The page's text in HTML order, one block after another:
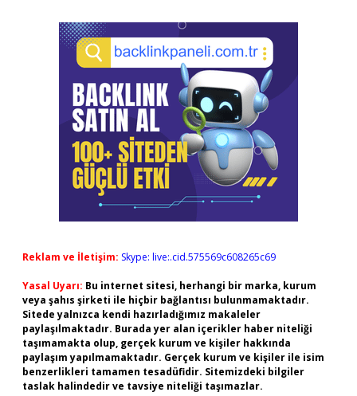
Reklam ve İletişim: Skype: live:.cid.575569c608265c69
Yasal Uyarı: Bu internet sitesi, herhangi bir marka, kurum
veya şahıs şirketi ile hiçbir bağlantısı bulunmamaktadır.
Sitede yalnızca kendi hazırladığımız makaleler
paylaşılmaktadır. Burada yer alan içerikler haber niteliği
taşımamakta olup, gerçek kurum ve kişiler hakkında
paylaşım yapılmamaktadır. Gerçek kurum ve kişiler ile isim
benzerlikleri tamamen tesadüfidir. Sitemizdeki bilgiler
taslak halindedir ve tavsiye niteliği taşımazlar.